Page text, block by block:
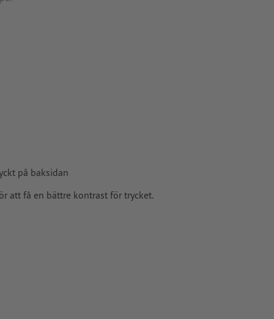
på baksidan
att få en bättre kontrast för trycket.